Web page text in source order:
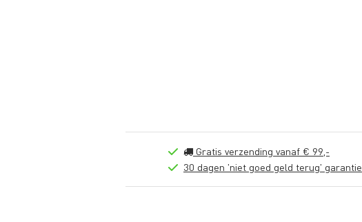
Gratis verzending vanaf € 99,-
30 dagen 'niet goed geld terug' garantie